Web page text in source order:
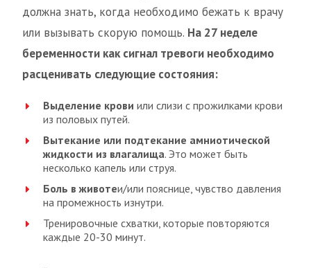
должна знать, когда необходимо бежать к врачу
или вызывать скорую помощь. На 27 неделе
беременности как сигнал тревоги необходимо
расценивать следующие состояния:
Выделение крови или слизи с прожилками крови
из половых путей.
Вытекание или подтекание амниотической
жидкости из влагалища. Это может быть
несколько капель или струя.
Боль в животеи/или пояснице, чувство давления
на промежность изнутри.
Тренировочные схватки, которые повторяются
каждые 20-30 минут.